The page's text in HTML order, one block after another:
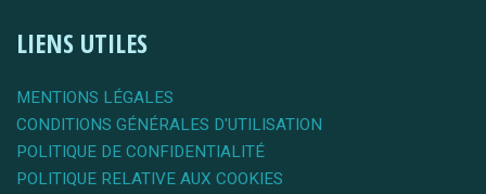
LIENS UTILES
MENTIONS LÉGALES
CONDITIONS GÉNÉRALES D'UTILISATION
POLITIQUE DE CONFIDENTIALITÉ
POLITIQUE RELATIVE AUX COOKIES